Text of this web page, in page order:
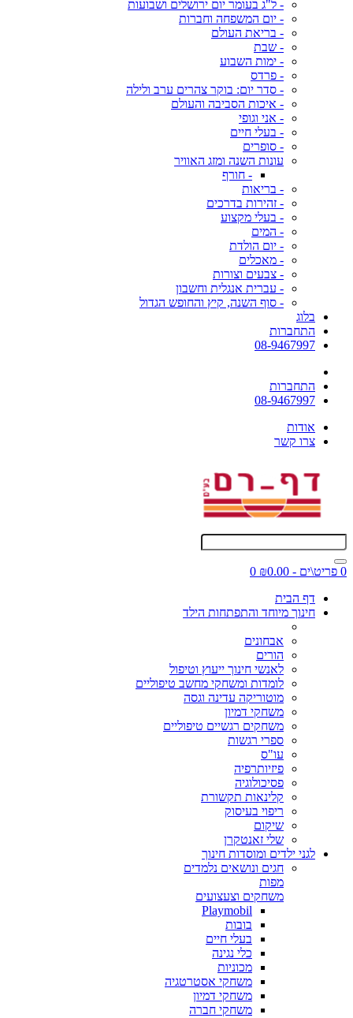
- ל"ג בעומר יום ירושלים ושבועות
- יום המשפחה וחברות
- בריאת העולם
- שבת
- ימות השבוע
- פרדס
- סדר יום: בוקר צהרים ערב ולילה
- איכות הסביבה והעולם
- אני וגופי
- בעלי חיים
- סופרים
עונות השנה ומזג האוויר
- חורף
- בריאות
- זהירות בדרכים
- בעלי מקצוע
- המים
- יום הולדת
- מאכלים
- צבעים וצורות
- עברית אנגלית וחשבון
- סוף השנה, קיץ והחופש הגדול
בלוג
התחברות
08-9467997
התחברות
08-9467997
אודות
צרו קשר
0 פריט\ים - ₪0.00
0
דף הבית
חינוך מיוחד והתפתחות הילד
אבחונים
הורים
לאנשי חינוך ייעוץ וטיפול
לומדות ומשחקי מחשב טיפוליים
מוטוריקה עדינה וגסה
משחקי דמיון
משחקים רגשיים טיפוליים
ספרי רגשות
עו"ס
פיזיותרפיה
פסיכולוגיה
קלינאות תקשורת
ריפוי בעיסוק
שיקום
שלי זאנטקרן
לגני ילדים ומוסדות חינוך
חגים ונושאים נלמדים
מפות
משחקים וצעצועים
Playmobil
בובות
בעלי חיים
כלי נגינה
מכוניות
משחקי אסטרטגיה
משחקי דמיון
משחקי חברה